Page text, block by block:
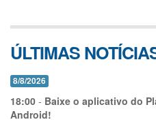
ÚLTIMAS
8/8/2026
18:00 - Baixe o aplicativo do
Android!